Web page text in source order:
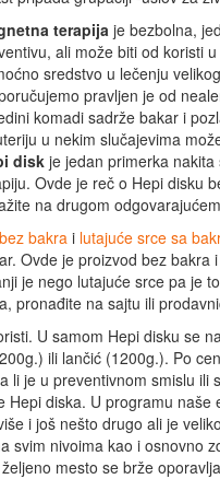
terapijaje bezbolna,
ali može biti od koristi
sredstvo u lečenju
pravljen je od
komadi sadrže bakar i
u nekim slučajevima
diskje jedan primerka
Ovde je reč o Hepi disku
na drugom
bakrai lutajuće srce sa
Ovde je proizvod bez
je nego lutajuće srce pa je
pronađite na sajtu ili
U samom Hepi disku se
ili lančić (1200g.). Po
li je u preventivnom smislu
Hepi diska. U programu
i još nešto drugo ali je
svim nivoima kao i osnovno
mesto se brže